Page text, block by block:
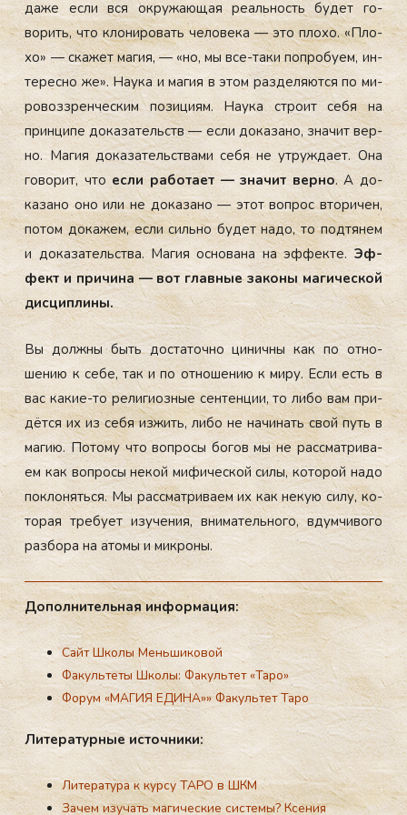
да­же ес­ли вся ок­ру­жа­ющая ре­аль­ность бу­дет го­
ворить, что кло­ниро­вать че­лове­ка — это пло­хо. «Пло­
хо» — ска­жет ма­гия, — «но, мы все-та­ки поп­ро­бу­ем, ин­
те­рес­но же». На­ука и ма­гия в этом раз­де­ля­ют­ся по ми­
ровоз­зрен­ческим по­зици­ям. На­ука стро­ит се­бя на
прин­ци­пе до­каза­тель­ств — ес­ли до­каза­но, зна­чит вер­
но. Ма­гия до­каза­тель­ства­ми се­бя не ут­ружда­ет. Она
го­ворит, чтоес­ли ра­бота­ет — зна­чит вер­но. А до­
каза­но оно или не до­каза­но — этот воп­рос вто­ричен,
по­том до­кажем, ес­ли силь­но бу­дет на­до, то под­тя­нем
и до­каза­тель­ства. Ма­гия ос­но­вана на эф­фекте. Эф­
фект и при­чина — вот глав­ные за­коны ма­гичес­кой
дис­ципли­ны.
Вы дол­жны быть дос­та­точ­но ци­нич­ны как по от­но­
шению к се­бе, так и по от­но­шению к ми­ру. Ес­ли есть в
вас ка­кие-то ре­лиги­оз­ные сен­тенции, то ли­бо вам при­
дёт­ся их из се­бя из­жить, ли­бо не на­чинать свой путь в
ма­гию. По­тому что воп­ро­сы бо­гов мы не рас­смат­ри­ва­
ем как воп­ро­сы не­кой ми­фичес­кой си­лы, ко­торой на­до
пок­ло­нять­ся. Мы рас­смат­ри­ва­ем их как не­кую си­лу, ко­
торая тре­бу­ет изу­чения, вни­матель­но­го, вдум­чи­вого
раз­бо­ра на ато­мы и мик­ро­ны.
До­пол­ни­тель­ная ин­форма­ция:
Сайт Школы Меньшиковой
Факультеты Школы:Факультет «Таро»
Форум «МАГИЯ ЕДИНА»»Факультет Таро
Ли­тера­тур­ные ис­точни­ки:
Литература к курсу ТАРО в ШКМ
Зачем изучать магические системы? Ксения